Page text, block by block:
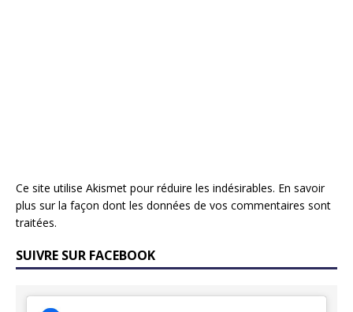
Ce site utilise Akismet pour réduire les indésirables. En savoir
plus sur la façon dont les données de vos commentaires sont
traitées.
SUIVRE SUR FACEBOOK